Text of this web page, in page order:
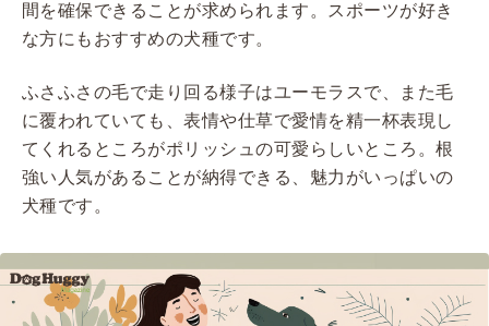
間を確保できることが求められます。スポーツが好き
な方にもおすすめの犬種です。
ふさふさの毛で走り回る様子はユーモラスで、また毛
に覆われていても、表情や仕草で愛情を精一杯表現し
てくれるところがポリッシュの可愛らしいところ。根
強い人気があることが納得できる、魅力がいっぱいの
犬種です。